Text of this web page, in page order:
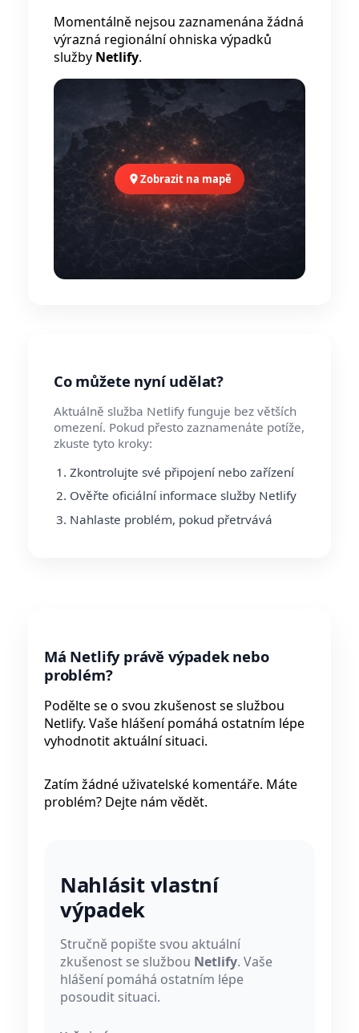
Momentálně nejsou zaznamenána žádná
výrazná regionální ohniska výpadků
služby Netlify.
Zobrazit na mapě
Co můžete nyní udělat?
Aktuálně služba Netlify funguje bez větších
omezení. Pokud přesto zaznamenáte potíže,
zkuste tyto kroky:
Zkontrolujte své připojení nebo zařízení
Ověřte oficiální informace služby Netlify
Nahlaste problém, pokud přetrvává
Má Netlify právě výpadek nebo
problém?
Podělte se o svou zkušenost se službou
Netlify. Vaše hlášení pomáhá ostatním lépe
vyhodnotit aktuální situaci.
Zatím žádné uživatelské komentáře. Máte
problém? Dejte nám vědět.
Nahlásit vlastní
výpadek
Stručně popište svou aktuální
zkušenost se službou Netlify. Vaše
hlášení pomáhá ostatním lépe
posoudit situaci.